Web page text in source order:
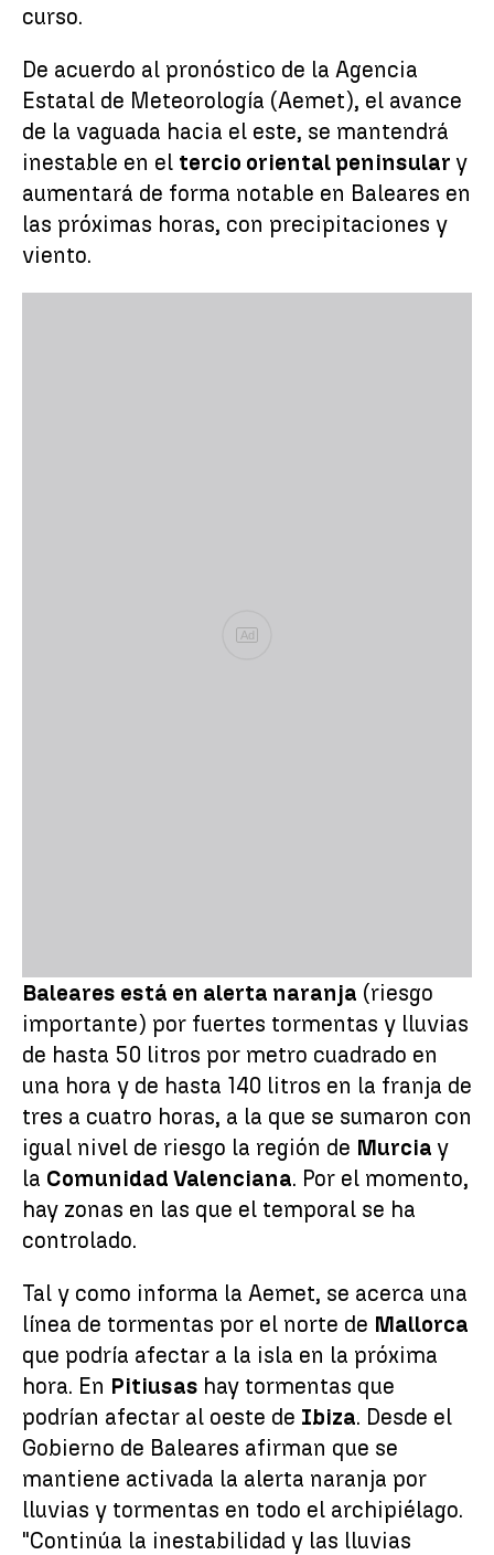
curso.
De acuerdo al pronóstico de la Agencia
Estatal de Meteorología (Aemet), el avance
de la vaguada hacia el este, se mantendrá
inestable en el tercio oriental peninsular y
aumentará de forma notable en Baleares en
las próximas horas, con precipitaciones y
viento.
Ad
Baleares está en alerta naranja (riesgo
importante) por fuertes tormentas y lluvias
de hasta 50 litros por metro cuadrado en
una hora y de hasta 140 litros en la franja de
tres a cuatro horas, a la que se sumaron con
igual nivel de riesgo la región de Murcia y
la Comunidad Valenciana. Por el momento,
hay zonas en las que el temporal se ha
controlado.
Tal y como informa la Aemet, se acerca una
línea de tormentas por el norte de Mallorca
que podría afectar a la isla en la próxima
hora. En Pitiusas hay tormentas que
podrían afectar al oeste de Ibiza. Desde el
Gobierno de Baleares afirman que se
mantiene activada la alerta naranja por
lluvias y tormentas en todo el archipiélago.
"Continúa la inestabilidad y las lluvias